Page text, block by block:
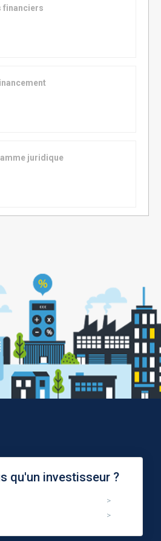
financiers
juridique
qu'un investisseur ?